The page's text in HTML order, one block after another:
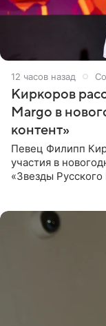
12 часов назад
Киркоров
Margo в
контент»
Певец Филипп
участия в
«Звезды